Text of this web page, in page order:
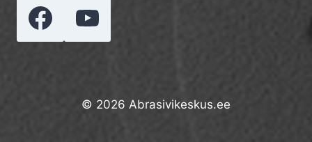
© 2026 Abrasivikeskus.ee